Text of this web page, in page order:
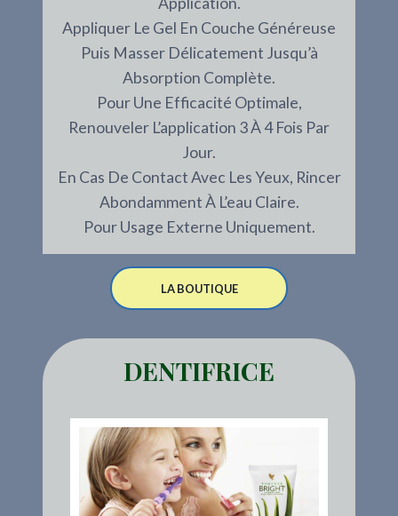
Appliquer Le Gel En Couche Généreuse
Puis Masser Délicatement Jusqu’à
Absorption Complète.
Pour Une Efficacité Optimale,
Renouveler L’application 3 À 4 Fois Par
Jour.
En Cas De Contact Avec Les Yeux, Rincer
Abondamment À L’eau Claire.
Pour Usage Externe Uniquement.
LA BOUTIQUE
DENTIFRICE